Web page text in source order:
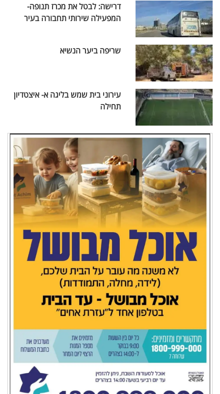
דרישה: לבטל את מכרז תנופה-
המפעילה שירותי תחבורה בעיר
שריפה ביער הנשיא
עירוני בית שמש בליגה א- איצטדיון
תחילה